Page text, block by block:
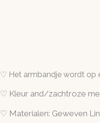
♡ Het armbandje wordt op
♡ Kleur and/zachtroze
♡ Materialen: Geweven